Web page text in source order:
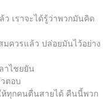
เราจะได้รู้ว่าพวกมันคิด
ควรแล้ว ปล่อยมันไว้อย่าง
าไชยยัน
ตอบ
ห้ทุกคนตื่นสายได้ คืนนี้พวก